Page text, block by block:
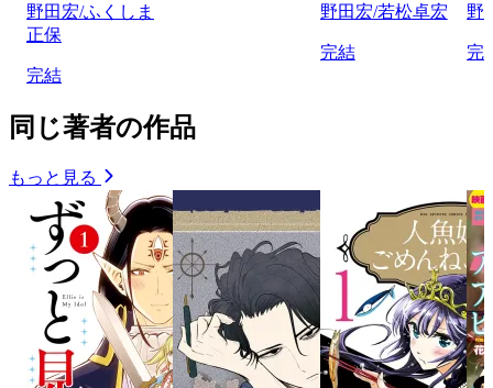
野田宏/ふくしま
正保
完結
野田宏/若松卓宏
完結
野
完
同じ著者の作品
もっと見る